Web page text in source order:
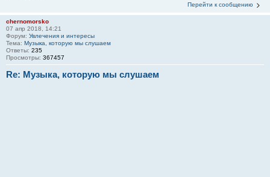
Перейти к сообщению
chernomorsko
07 апр 2018, 14:21
Форум: Увлечения и интересы
Тема: Музыка, которую мы слушаем
Ответы: 235
Просмотры: 367457
Re: Музыка, которую мы слушаем